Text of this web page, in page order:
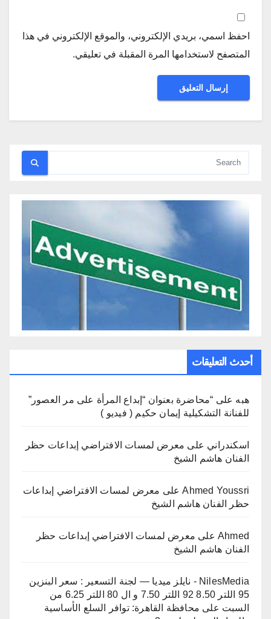
احفظ اسمي، بريدي الإلكتروني، والموقع الإلكتروني في هذا
المتصفح لاستخدامها المرة المقبلة في تعليقي.
أحدث التعليقات
هبه على “محاضرة بعنوان “إبداع المرأة على مر العصور”
للفنانة التشكيلية إيمان حكيم ( فيديو )
اسكندراني على معرض لمسات الافتراضي إبداعات حظر
الفنان هاشم الشيخ
Ahmed Youssriعلى معرض لمسات الافتراضي إبداعات
حظر الفنان هاشم الشيخ
Ahmed على معرض لمسات الافتراضي إبداعات حظر
الفنان هاشم الشيخ
NilesMedia - نايلز ميديا — لجنة التسعير : سعر البنزين
95 اللتر 8.50 92 اللتر 7.50 و ال 80 اللتر 6.25 من
السبت على محافظة القاهرة: توافر السلع الأساسية